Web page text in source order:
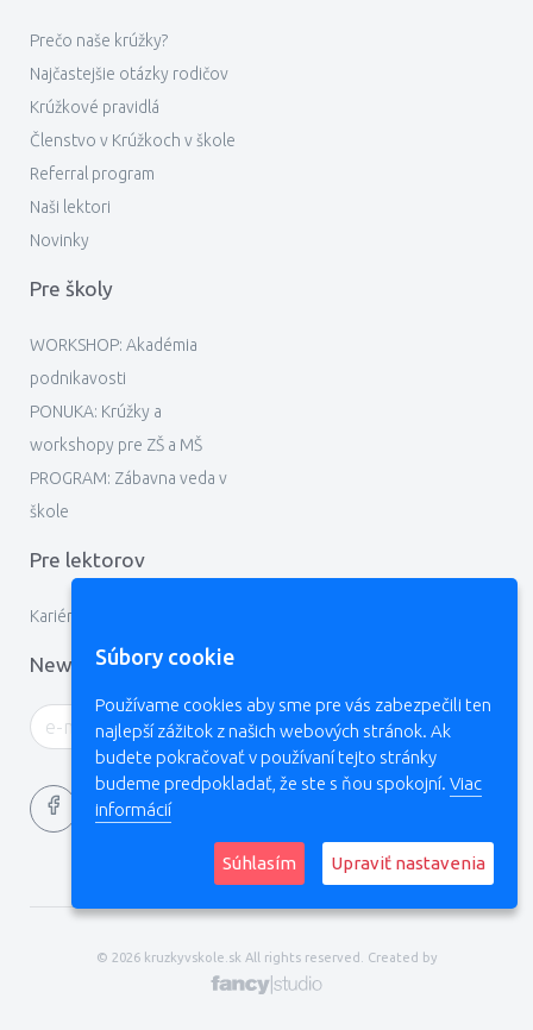
Prečo naše krúžky?
Najčastejšie otázky rodičov
Krúžkové pravidlá
Členstvo v Krúžkoch v škole
Referral program
Naši lektori
Novinky
Pre školy
WORKSHOP: Akadémia
podnikavosti
PONUKA: Krúžky a
workshopy pre ZŠ a MŠ
PROGRAM: Zábavna veda v
škole
Pre lektorov
Kariéra
Newsletter
Ochrana osobných údajov Súbory cookies
© 2026 kruzkyvskole.sk All rights reserved. Created by
Súbory cookie
Používame cookies aby sme pre vás zabezpečili ten
najlepší zážitok z našich webových stránok. Ak
budete pokračovať v používaní tejto stránky
budeme predpokladať, že ste s ňou spokojní. Viac
informácií
Súhlasím Upraviť nastavenia